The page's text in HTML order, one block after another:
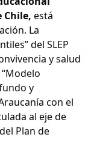
Chile, está
La
del SLEP
y salud
y
con el
al eje de
Plan de